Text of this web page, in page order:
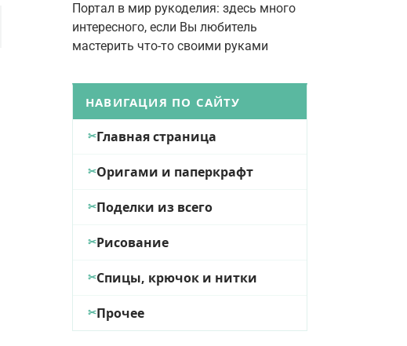
Портал в мир рукоделия: здесь много
интересного, если Вы любитель
мастерить что-то своими руками
НАВИГАЦИЯ ПО САЙТУ
Главная страница
Оригами и паперкрафт
Поделки из всего
Рисование
Спицы, крючок и нитки
Прочее